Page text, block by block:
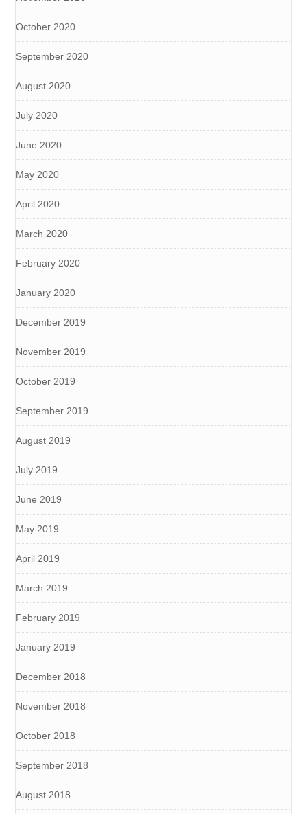
October 2020
September 2020
August 2020
July 2020
June 2020
May 2020
April 2020
March 2020
February 2020
January 2020
December 2019
November 2019
October 2019
September 2019
August 2019
July 2019
June 2019
May 2019
April 2019
March 2019
February 2019
January 2019
December 2018
November 2018
October 2018
September 2018
August 2018